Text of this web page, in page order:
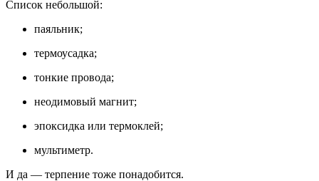
Список небольшой:
паяльник;
термоусадка;
тонкие провода;
неодимовый магнит;
эпоксидка или термоклей;
мультиметр.
И да — терпение тоже понадобится.